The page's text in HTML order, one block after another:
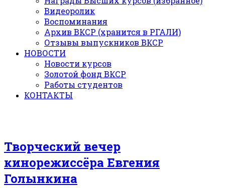
Видеоролик
Воспоминания
Архив ВКСР (хранится в РГАЛИ)
Отзывы выпускников ВКСР
НОВОСТИ
Новости курсов
Золотой фонд ВКСР
Работы студентов
КОНТАКТЫ
Творческий вечер
кинорежиссёра Евгения
Голынкина